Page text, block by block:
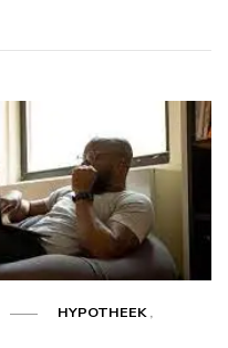
HYPOTHEEK,